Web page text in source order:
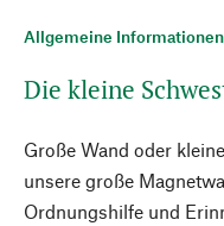
Allgemeine Informationen
Die kleine
Große Wand oder
unsere große
Ordnungshilfe und